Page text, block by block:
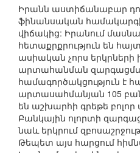
Իրանն աստիճանաբար
ֆինանսական
վիճակից: Իրանում
հետաքրքրություն են
ասիական չորս երկրների
արտահանման
համագործակցություն է
արտասահմանյան 105
են աշխարհի գրեթե
Բանկային ոլորտի
նաև երկրում
Թեպետ այս հարցում